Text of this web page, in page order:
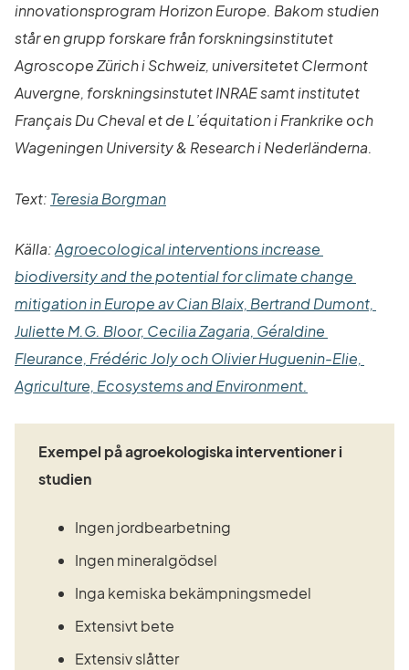
innovationsprogram Horizon Europe. Bakom studien
står en grupp forskare från forskningsinstitutet
Agroscope Zürich i Schweiz, universitetet Clermont
Auvergne, forskningsinstutet INRAE samt institutet
Français Du Cheval et de L’équitation i Frankrike och
Wageningen University & Research i Nederländerna.
Text: Teresia Borgman
Källa: Agroecological interventions increase
biodiversity and the potential for climate change
mitigation in Europe av Cian Blaix, Bertrand Dumont,
Juliette M.G. Bloor, Cecilia Zagaria, Géraldine
Fleurance, Frédéric Joly och Olivier Huguenin-Elie,
Agriculture, Ecosystems and Environment.
Exempel på agroekologiska interventioner i
studien
Ingen jordbearbetning
Ingen mineralgödsel
Inga kemiska bekämpningsmedel
Extensivt bete
Extensiv slåtter